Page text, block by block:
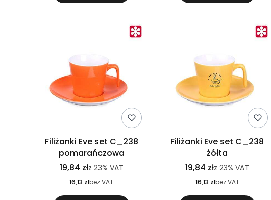
Filiżanki Eve set C_238
pomarańczowa
19,84 złz 23% VAT
16,13 złbez VAT
Filiżanki Eve set C_238
żółta
19,84 złz23% VAT
16,13 złbez VAT